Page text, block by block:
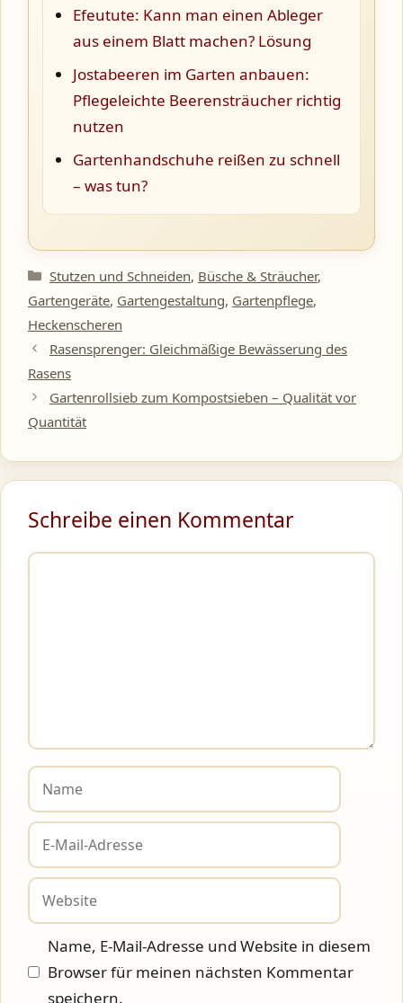
Efeutute: Kann man einen Ableger
aus einem Blatt machen? Lösung
Jostabeeren im Garten anbauen:
Pflegeleichte Beerensträucher richtig
nutzen
Gartenhandschuhe reißen zu schnell
– was tun?
Kategorien
Stutzen und Schneiden, Büsche & Sträucher,
Gartengeräte, Gartengestaltung, Gartenpflege,
Heckenscheren
Rasensprenger: Gleichmäßige Bewässerung des
Rasens
Gartenrollsieb zum Kompostsieben – Qualität vor
Quantität
Schreibe einen Kommentar
Kommentar
Name
E-
Mail-
Adresse
Website
Name, E-Mail-Adresse und Website in diesem
Browser für meinen nächsten Kommentar
speichern.